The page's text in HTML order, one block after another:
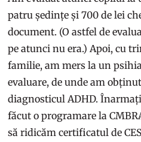
patru ședințe și 700 de lei
document. (O astfel de
pe atunci nu era.) Apoi, cu
familie, am mers la un
evaluare, de unde am
diagnosticul ADHD.
făcut o programare la
să ridicăm certificatul de